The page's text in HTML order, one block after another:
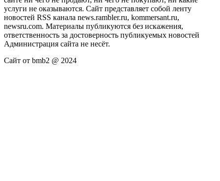
услуги не оказываются. Сайт представляет собой ленту
новостей RSS канала news.rambler.ru, kommersant.ru,
newsru.com. Материалы публикуются без искажения,
ответственность за достоверность публикуемых новостей
Администрация сайта не несёт.
Сайт от bmb2 @ 2024